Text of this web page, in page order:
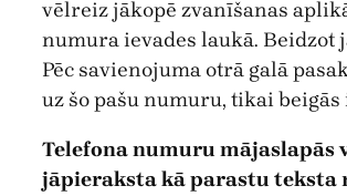
vēlreiz jākopē zvanīšanas
numura ievades laukā. Beidzot
Pēc savienojuma otrā galā
uz šo pašu numuru, tikai beigās
Telefona numuru mājaslapās
jāpieraksta kā parastu teksta